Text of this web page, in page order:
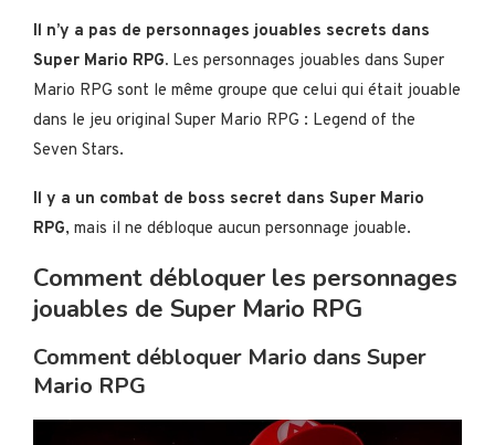
Il n’y a pas de personnages jouables secrets dans
Super Mario RPG. Les personnages jouables dans Super
Mario RPG sont le même groupe que celui qui était jouable
dans le jeu original Super Mario RPG : Legend of the
Seven Stars.
Il y a un combat de boss secret dans Super Mario
RPG, mais il ne débloque aucun personnage jouable.
Comment débloquer les personnages
jouables de Super Mario RPG
Comment débloquer Mario dans Super
Mario RPG